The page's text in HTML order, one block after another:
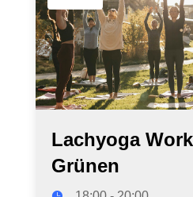
Lachyoga
Grünen